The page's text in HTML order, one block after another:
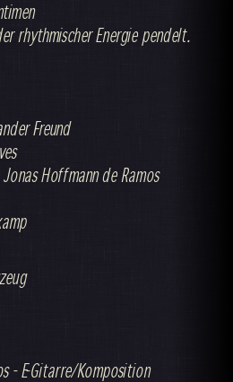
rhythmischer Energie pendelt.
Freund
Hoffmann de Ramos
- E-Gitarre/Komposition